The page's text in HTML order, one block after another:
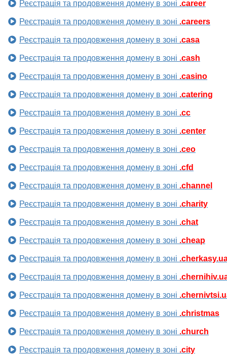
Реєстрація та продовження домену в зоні .career
Реєстрація та продовження домену в зоні .careers
Реєстрація та продовження домену в зоні .casa
Реєстрація та продовження домену в зоні .cash
Реєстрація та продовження домену в зоні .casino
Реєстрація та продовження домену в зоні .catering
Реєстрація та продовження домену в зоні .cc
Реєстрація та продовження домену в зоні .center
Реєстрація та продовження домену в зоні .ceo
Реєстрація та продовження домену в зоні .cfd
Реєстрація та продовження домену в зоні .channel
Реєстрація та продовження домену в зоні .charity
Реєстрація та продовження домену в зоні .chat
Реєстрація та продовження домену в зоні .cheap
Реєстрація та продовження домену в зоні
Реєстрація та продовження домену в зоні
Реєстрація та продовження домену в зоні
Реєстрація та продовження домену в зоні .christmas
Реєстрація та продовження домену в зоні .church
Реєстрація та продовження домену в зоні .city